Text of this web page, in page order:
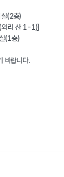
실(2층)
외리 산 1-1)]
(1층)
바랍니다.